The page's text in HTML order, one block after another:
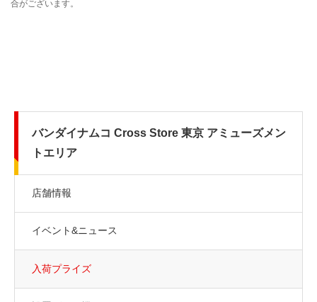
バンダイナムコ Cross Store 東京 アミューズメン
トエリア
店舗情報
イベント&ニュース
入荷プライズ